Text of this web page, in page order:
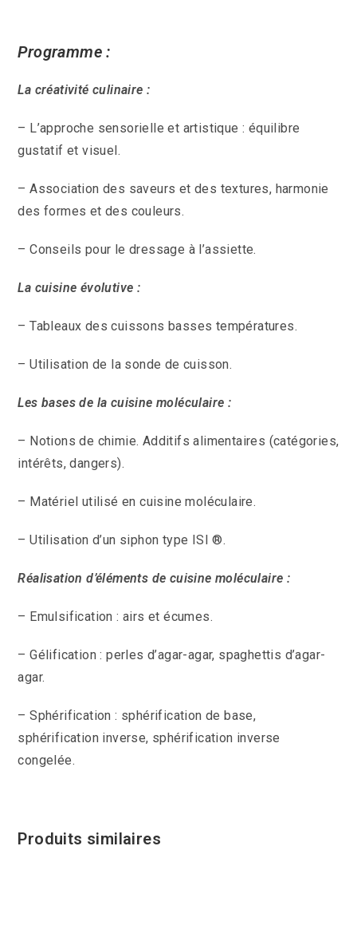
Programme :
La créativité culinaire :
– L’approche sensorielle et artistique : équilibre
gustatif et visuel.
– Association des saveurs et des textures, harmonie
des formes et des couleurs.
– Conseils pour le dressage à l’assiette.
La cuisine évolutive :
– Tableaux des cuissons basses températures.
– Utilisation de la sonde de cuisson.
Les bases de la cuisine moléculaire :
– Notions de chimie. Additifs alimentaires (catégories,
intérêts, dangers).
– Matériel utilisé en cuisine moléculaire.
– Utilisation d’un siphon type ISI ®.
Réalisation d’éléments de cuisine moléculaire :
– Emulsification : airs et écumes.
– Gélification : perles d’agar-agar, spaghettis d’agar-
agar.
– Sphérification : sphérification de base,
sphérification inverse, sphérification inverse
congelée.
Produits similaires